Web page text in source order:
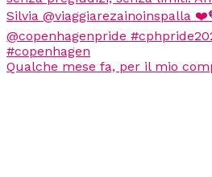
Qualche mese fa, per il mio